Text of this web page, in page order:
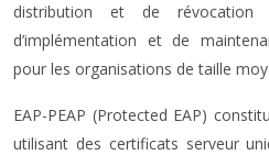
distribution et de
d’implémentation et de
pour les organisations de taille
EAP-PEAP (Protected EAP)
utilisant des certificats serveur